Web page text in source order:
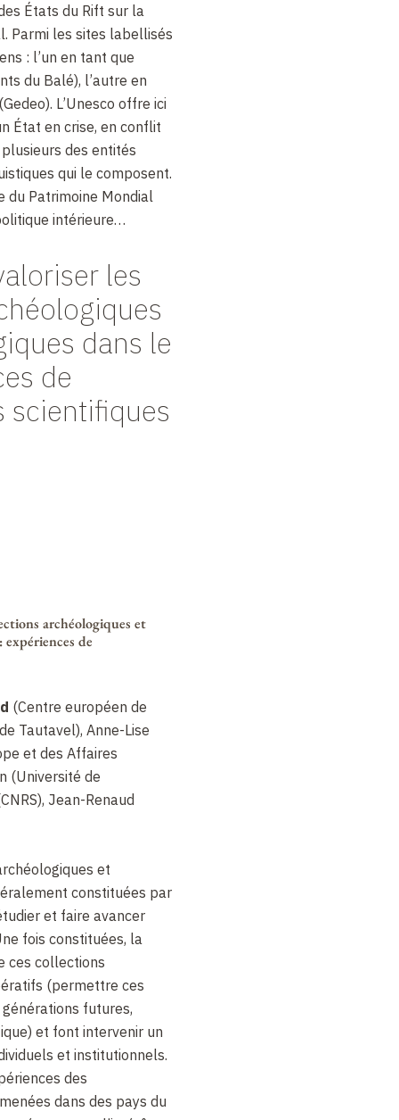
États du Rift sur la
Parmi les sites labellisés
: l’un en tant que
du Balé), l’autre en
L’Unesco offre ici
État en crise, en conflit
des entités
qui le composent.
du Patrimoine Mondial
intérieure…
les
dans le
de
scientifiques
archéologiques et
de
(Centre européen de
Tautavel), Anne-Lise
et des Affaires
(Université de
Jean-Renaud
et
constituées par
et faire avancer
fois constituées, la
ces collections
(permettre ces
futures,
et font intervenir un
et institutionnels.
des
dans des pays du